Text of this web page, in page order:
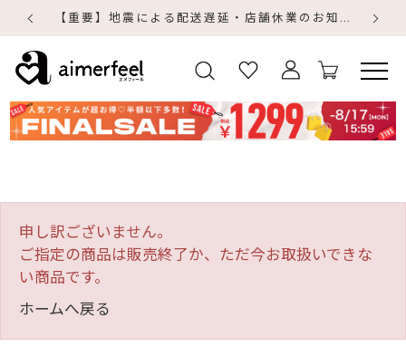
【重要】地震による配送遅延・店舗休業のお知らせ
申し訳ございません。
ご指定の商品は販売終了か、ただ今お取扱いできな
い商品です。
ホームへ戻る